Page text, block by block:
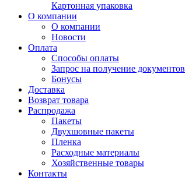
Картонная упаковка
О компании
О компании
Новости
Оплата
Способы оплаты
Запрос на получение документов
Бонусы
Доставка
Возврат товара
Распродажа
Пакеты
Двухшовные пакеты
Пленка
Расходные материалы
Хозяйственные товары
Контакты